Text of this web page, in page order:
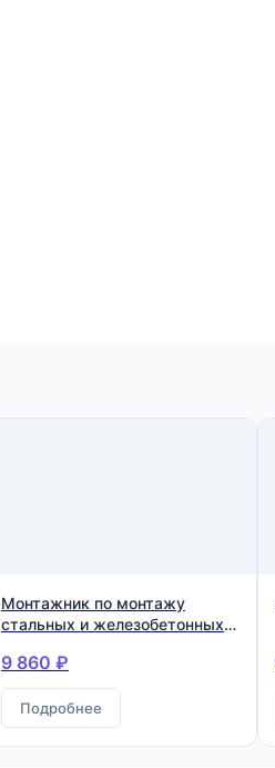
Монтажник по монтажу
стальных и железобетонных
9 860 ₽
Подробнее